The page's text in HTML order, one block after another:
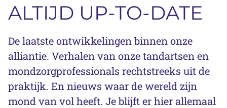
ALTIJD UP-TO-DATE
De laatste ontwikkelingen binnen onze
alliantie. Verhalen van onze tandartsen en
mondzorgprofessionals rechtstreeks uit de
praktijk. En nieuws waar de wereld zijn
mond van vol heeft. Je blijft er hier allemaal